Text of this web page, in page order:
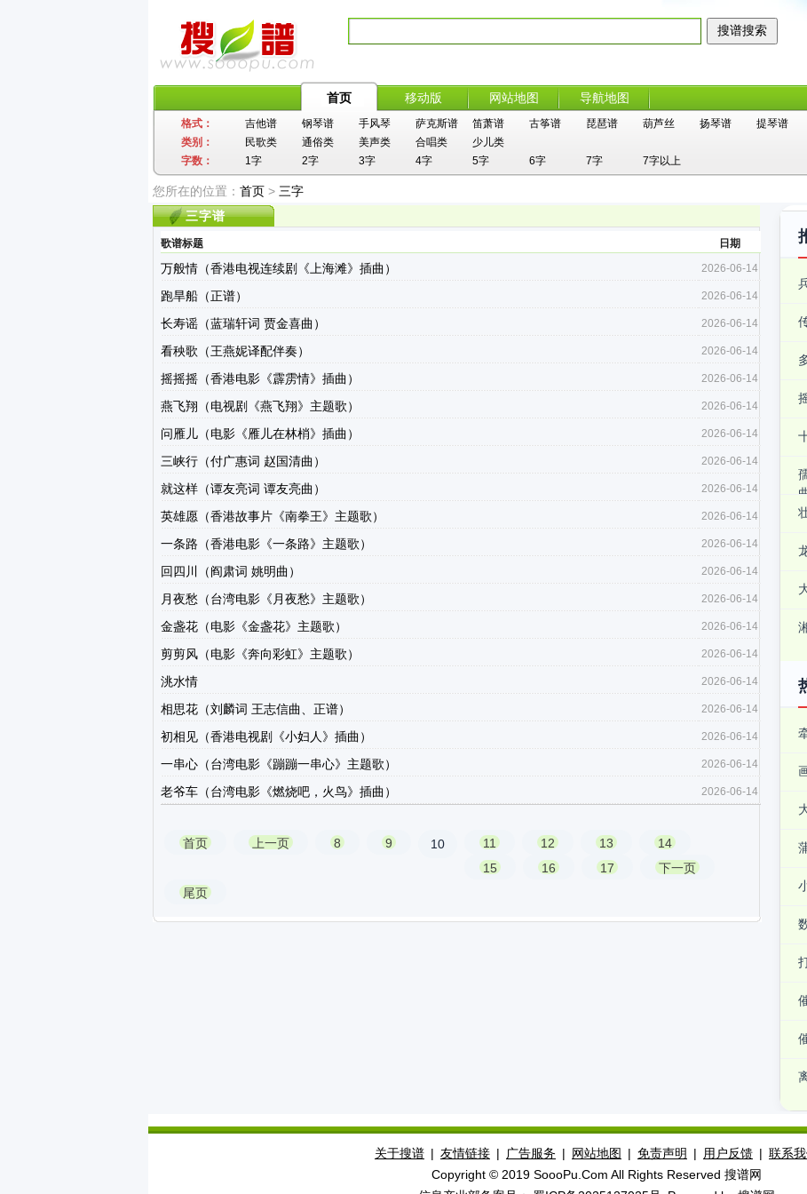
首页 移动版 网站地图 导航地图
格式： 吉他谱 钢琴谱 手风琴 萨克斯谱 笛萧谱 古筝谱 琵琶谱 葫芦丝 扬琴谱 提琴谱
类别：
民歌类 通俗类 美声类 合唱类
少儿类
字数：
1字 2字 3字 4字 5字 6字 7字 7字以上
您所在的位置： 首页 > 三字
三字谱
歌谱标题 日期
万般情（香港电视连续剧《上海滩》插曲） 2026-06-14
跑旱船（正谱） 2026-06-14
长寿谣（蓝瑞轩词 贾金喜曲） 2026-06-14
看秧歌（王燕妮译配伴奏） 2026-06-14
摇摇摇（香港电影《霹雳情》插曲） 2026-06-14
燕飞翔（电视剧《燕飞翔》主题歌） 2026-06-14
问雁儿（电影《雁儿在林梢》插曲） 2026-06-14
三峡行（付广惠词 赵国清曲） 2026-06-14
就这样（谭友亮词 谭友亮曲） 2026-06-14
英雄愿（香港故事片《南拳王》主题歌） 2026-06-14
一条路（香港电影《一条路》主题歌） 2026-06-14
回四川（阎肃词 姚明曲） 2026-06-14
月夜愁（台湾电影《月夜愁》主题歌） 2026-06-14
金盏花（电影《金盏花》主题歌） 2026-06-14
剪剪风（电影《奔向彩虹》主题歌） 2026-06-14
洮水情 2026-06-14
相思花（刘麟词 王志信曲、正谱） 2026-06-14
初相见（香港电视剧《小妇人》插曲） 2026-06-14
一串心（台湾电影《蹦蹦一串心》主题歌） 2026-06-14
老爷车（台湾电影《燃烧吧，火鸟》插曲） 2026-06-14
首页 上一页 8 9 10 11 12 13
14
15
16 17
下一页
尾页
关于搜谱 | 友情链接 | 广告服务 | 网站地图 | 免责声明 | 用户反馈 | 联系
Copyright © 2019 SoooPu.Com All Rights Reserved 搜谱网